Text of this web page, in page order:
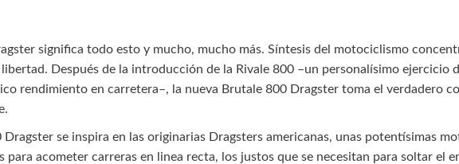
significa todo esto y mucho, mucho más. Síntesis del motociclismo
Después de la introducción de la Rivale 800 –un personalísimo ejercicio
rendimiento en carretera–, la nueva Brutale 800 Dragster toma el verdadero
se inspira en las originarias Dragsters americanas, unas potentísimas
para acometer carreras en linea recta, los justos que se necesitan para soltar el